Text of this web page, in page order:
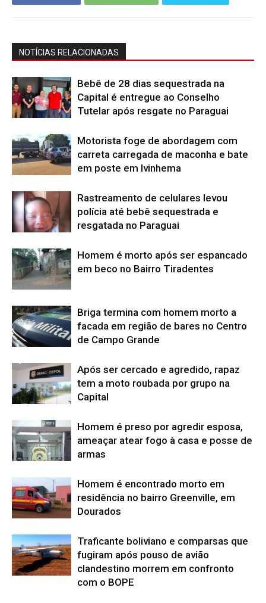
NOTÍCIAS RELACIONADAS
Bebê de 28 dias sequestrada na
Capital é entregue ao Conselho
Tutelar após resgate no Paraguai
Motorista foge de abordagem com
carreta carregada de maconha e bate
em poste em Ivinhema
Rastreamento de celulares levou
polícia até bebê sequestrada e
resgatada no Paraguai
Homem é morto após ser espancado
em beco no Bairro Tiradentes
Briga termina com homem morto a
facada em região de bares no Centro
de Campo Grande
Após ser cercado e agredido, rapaz
tem a moto roubada por grupo na
Capital
Homem é preso por agredir esposa,
ameaçar atear fogo à casa e posse de
armas
Homem é encontrado morto em
residência no bairro Greenville, em
Dourados
Traficante boliviano e comparsas que
fugiram após pouso de avião
clandestino morrem em confronto
com o BOPE